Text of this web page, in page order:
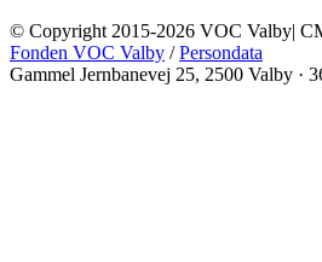
© Copyright 2015-2026 VOC Valby|
Fonden VOC Valby /Persondata
Gammel Jernbanevej 25, 2500 Valby ·